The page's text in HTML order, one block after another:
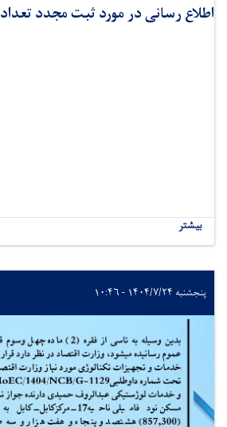
اطلاع رسانی در مورد ثبت مجدد تعداد 94 موسسه داخلی
بیشتر
پنجشنبه ۱۴۰۴/۷/۲۴ - ۱۰:۴۶